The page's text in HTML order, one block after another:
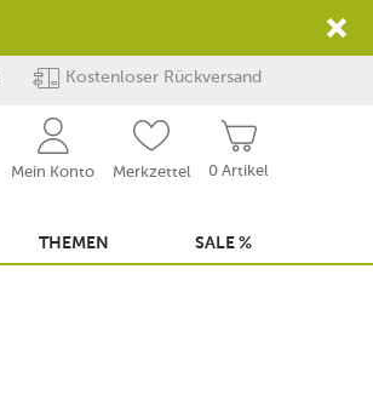
Kostenloser Rückversand
0 Artikel
Mein Konto Merkzettel
THEMEN SALE %